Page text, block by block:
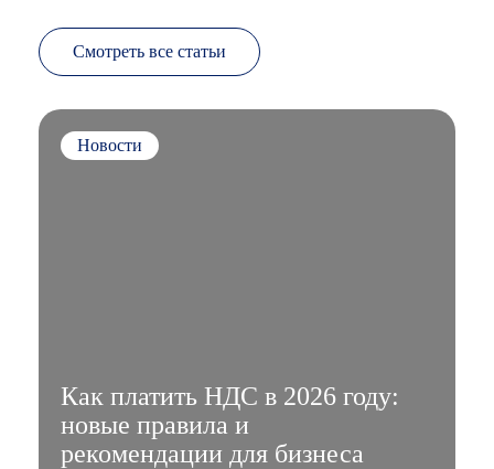
Смотреть все статьи
Новости
Как платить НДС в 2026 году:
новые правила и
рекомендации для бизнеса